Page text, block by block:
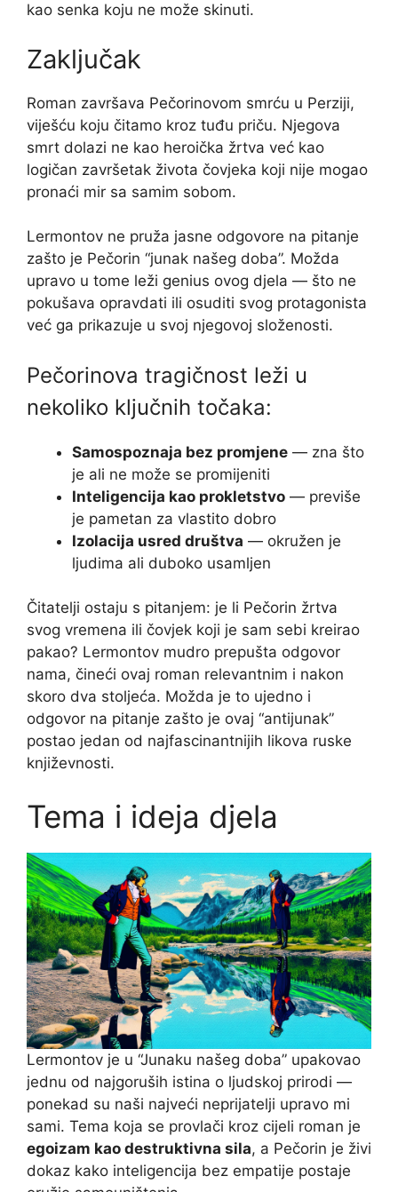
kao senka koju ne može skinuti.
Zaključak
Roman završava Pečorinovom smrću u Perziji,
viješću koju čitamo kroz tuđu priču. Njegova
smrt dolazi ne kao heroička žrtva već kao
logičan završetak života čovjeka koji nije mogao
pronaći mir sa samim sobom.
Lermontov ne pruža jasne odgovore na pitanje
zašto je Pečorin “junak našeg doba”. Možda
upravo u tome leži genius ovog djela — što ne
pokušava opravdati ili osuditi svog protagonista
već ga prikazuje u svoj njegovoj složenosti.
Pečorinova tragičnost leži u
nekoliko ključnih točaka:
Samospoznaja bez promjene — zna što
je ali ne može se promijeniti
Inteligencija kao prokletstvo — previše
je pametan za vlastito dobro
Izolacija usred društva — okružen je
ljudima ali duboko usamljen
Čitatelji ostaju s pitanjem: je li Pečorin žrtva
svog vremena ili čovjek koji je sam sebi kreirao
pakao? Lermontov mudro prepušta odgovor
nama, čineći ovaj roman relevantnim i nakon
skoro dva stoljeća. Možda je to ujedno i
odgovor na pitanje zašto je ovaj “antijunak”
postao jedan od najfascinantnijih likova ruske
književnosti.
Tema i ideja djela
Lermontov je u “Junaku našeg doba” upakovao
jednu od najgoruših istina o ljudskoj prirodi —
ponekad su naši najveći neprijatelji upravo mi
sami. Tema koja se provlači kroz cijeli roman je
egoizam kao destruktivna sila, a Pečorin je živi
dokaz kako inteligencija bez empatije postaje